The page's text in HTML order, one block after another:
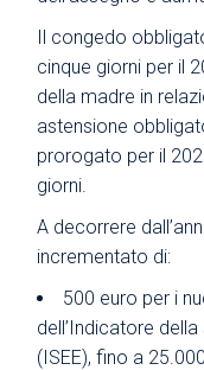
Il congedo
cinque giorni per il
della madre in
astensione
prorogato per il
giorni.
A decorrere
incrementato di:
500 euro per i
dell’Indicatore
(ISEE), fino a